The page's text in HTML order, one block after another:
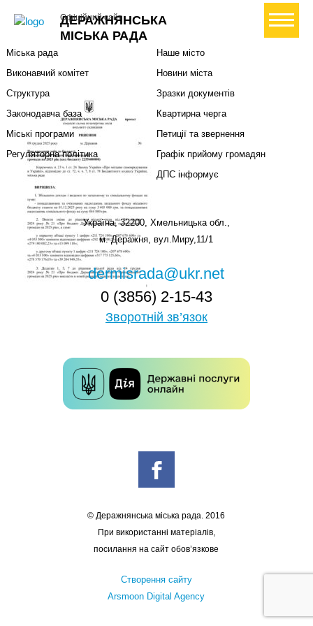
ДЕРАЖНЯНСЬКА
МІСЬКА РАДА
Офіційний сайт+ Створити петицію
Міський голова
Міська рада
Виконавчий комітет
Структура
Законодавча база
Міські програми
Регуляторна політика
Наше місто
Новини міста
Зразки документів
Квартирна черга
Петиції та звернення
Графік прийому громадян
ДПС інформує
Україна, 32200, Хмельницька обл.,
м. Деражня, вул.Миру,11/1
dermisrada@ukr.net
0 (3856) 2-15-43
Зворотній зв’язок
© Деражнянська міська рада. 2016
При використанні матеріалів,
посилання на сайт обов’язкове
Створення сайту
Arsmoon Digital Agency